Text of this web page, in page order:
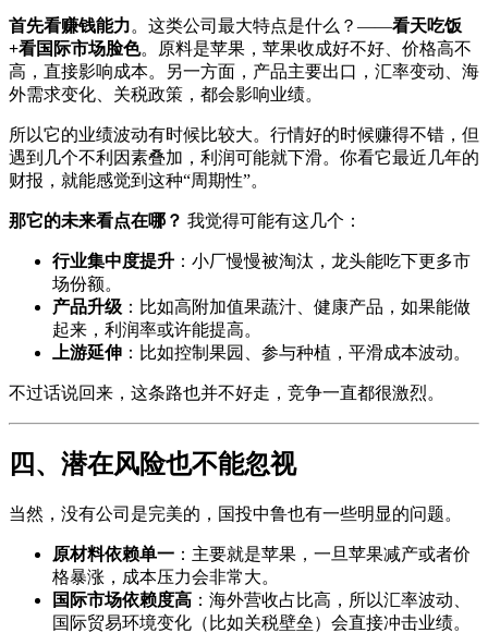
首先看赚钱能力。这类公司最大特点是什么？——看天吃饭
+看国际市场脸色。原料是苹果，苹果收成好不好、价格高不
高，直接影响成本。另一方面，产品主要出口，汇率变动、海
外需求变化、关税政策，都会影响业绩。
所以它的业绩波动有时候比较大。行情好的时候赚得不错，但
遇到几个不利因素叠加，利润可能就下滑。你看它最近几年的
财报，就能感觉到这种“周期性”。
那它的未来看点在哪？ 我觉得可能有这几个：
行业集中度提升 ：小厂慢慢被淘汰，龙头能吃下更多市
场份额。
产品升级 ：比如高附加值果蔬汁、健康产品，如果能做
起来，利润率或许能提高。
上游延伸 ：比如控制果园、参与种植，平滑成本波动。
不过话说回来，这条路也并不好走，竞争一直都很激烈。
四、潜在风险也不能忽视
当然，没有公司是完美的，国投中鲁也有一些明显的问题。
原材料依赖单一 ：主要就是苹果，一旦苹果减产或者价
格暴涨，成本压力会非常大。
国际市场依赖度高 ：海外营收占比高，所以汇率波动、
国际贸易环境变化（比如关税壁垒）会直接冲击业绩。